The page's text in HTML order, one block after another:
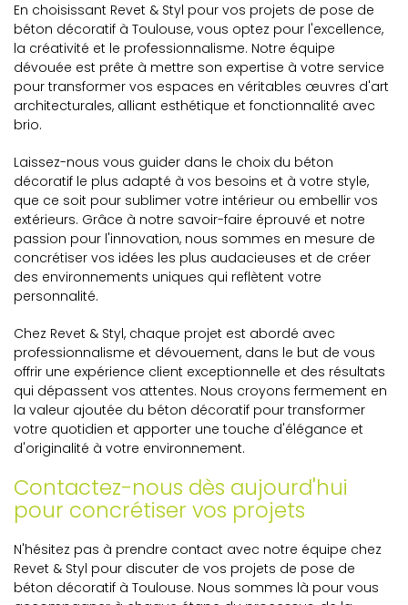
En choisissant Revet & Styl pour vos projets de pose de
béton décoratif à Toulouse, vous optez pour l'excellence,
la créativité et le professionnalisme. Notre équipe
dévouée est prête à mettre son expertise à votre service
pour transformer vos espaces en véritables œuvres d'art
architecturales, alliant esthétique et fonctionnalité avec
brio.
Laissez-nous vous guider dans le choix du béton
décoratif le plus adapté à vos besoins et à votre style,
que ce soit pour sublimer votre intérieur ou embellir vos
extérieurs. Grâce à notre savoir-faire éprouvé et notre
passion pour l'innovation, nous sommes en mesure de
concrétiser vos idées les plus audacieuses et de créer
des environnements uniques qui reflètent votre
personnalité.
Chez Revet & Styl, chaque projet est abordé avec
professionnalisme et dévouement, dans le but de vous
offrir une expérience client exceptionnelle et des résultats
qui dépassent vos attentes. Nous croyons fermement en
la valeur ajoutée du béton décoratif pour transformer
votre quotidien et apporter une touche d'élégance et
d'originalité à votre environnement.
Contactez-nous dès aujourd'hui
pour concrétiser vos projets
N'hésitez pas à prendre contact avec notre équipe chez
Revet & Styl pour discuter de vos projets de pose de
béton décoratif à Toulouse. Nous sommes là pour vous